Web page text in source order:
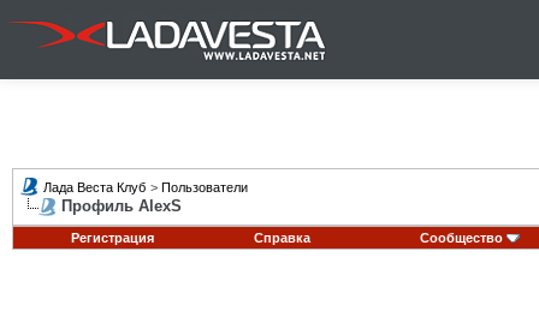
Лада Веста Клуб > Пользователи
Профиль AlexS
Регистрация Справка Сообщество